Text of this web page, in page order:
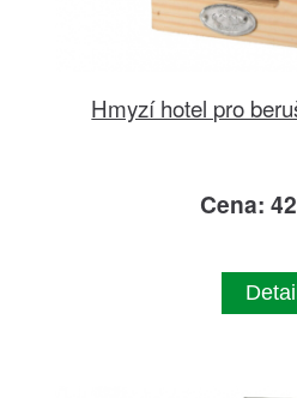
Hmyzí hotel pro
Cena:
Detail